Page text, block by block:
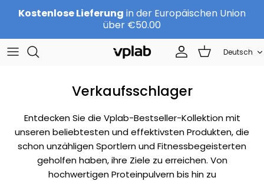
Kostenlose Lieferung in der Europäischen Union
über €50.00
Deutsch
SETS
Beauty
Nach Marke
Über uns
Kontakte
Vertriebspartner werden
Verkaufsschlager
Entdecken Sie die Vplab-Bestseller-Kollektion mit
unseren beliebtesten und effektivsten Produkten, die
schon unzähligen Sportlern und Fitnessbegeisterten
geholfen haben, ihre Ziele zu erreichen. Von
hochwertigen Proteinpulvern bis hin zu